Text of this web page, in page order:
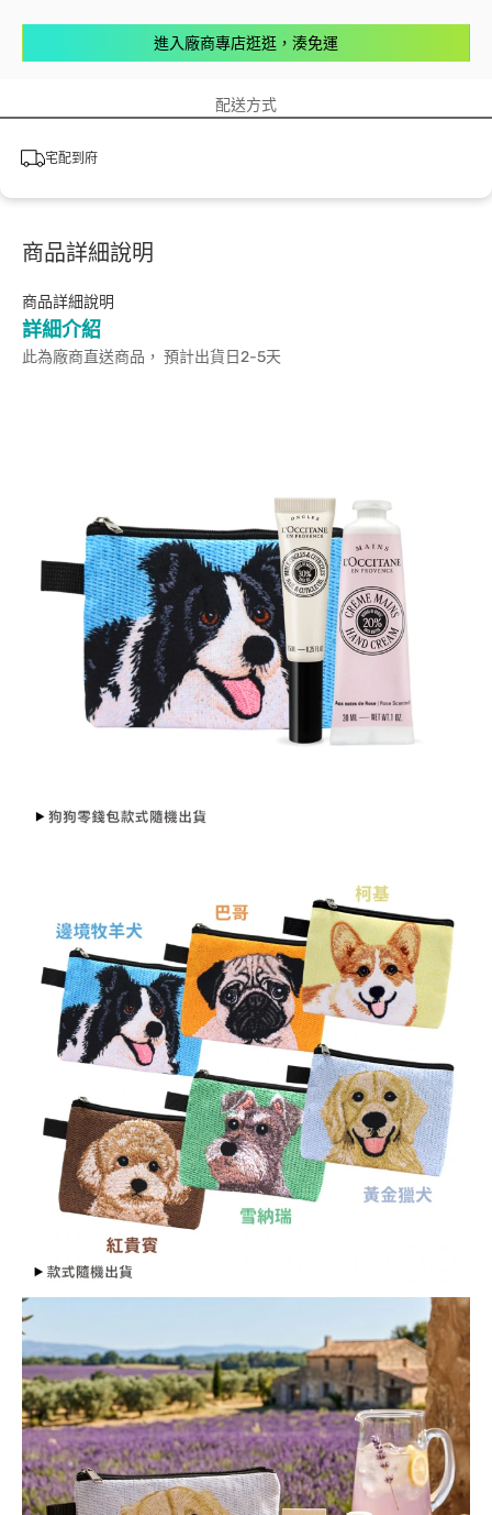
進入廠商專店逛逛，湊免運
配送方式
宅配到府
商品詳細說明
商品詳細說明
詳細介紹
此為廠商直送商品， 預計出貨日2-5天